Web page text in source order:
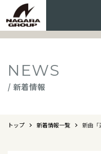
NEWS
/ 新着情報
トップ 新着情報一覧 新曲「